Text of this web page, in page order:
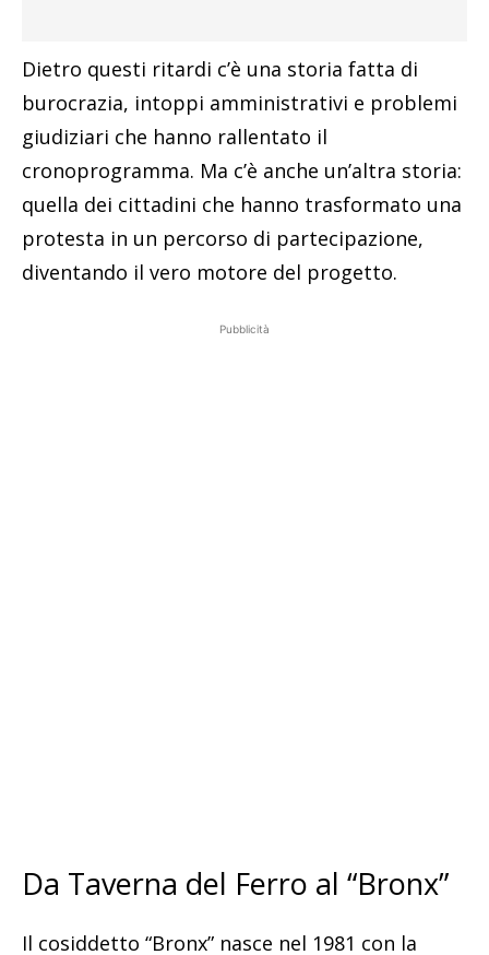
Dietro questi ritardi c’è una storia fatta di
burocrazia, intoppi amministrativi e problemi
giudiziari che hanno rallentato il
cronoprogramma. Ma c’è anche un’altra storia:
quella dei cittadini che hanno trasformato una
protesta in un percorso di partecipazione,
diventando il vero motore del progetto.
Pubblicità
Da Taverna del Ferro al “Bronx”
Il cosiddetto “Bronx” nasce nel 1981 con la